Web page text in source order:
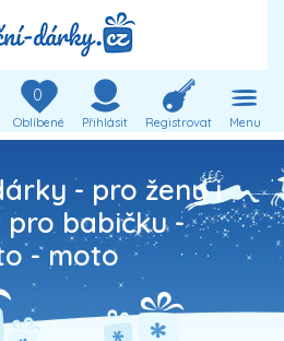
0
Oblíbené Přihlásit Registrovat Menu
- pro ženy i
pro babičku -
- moto